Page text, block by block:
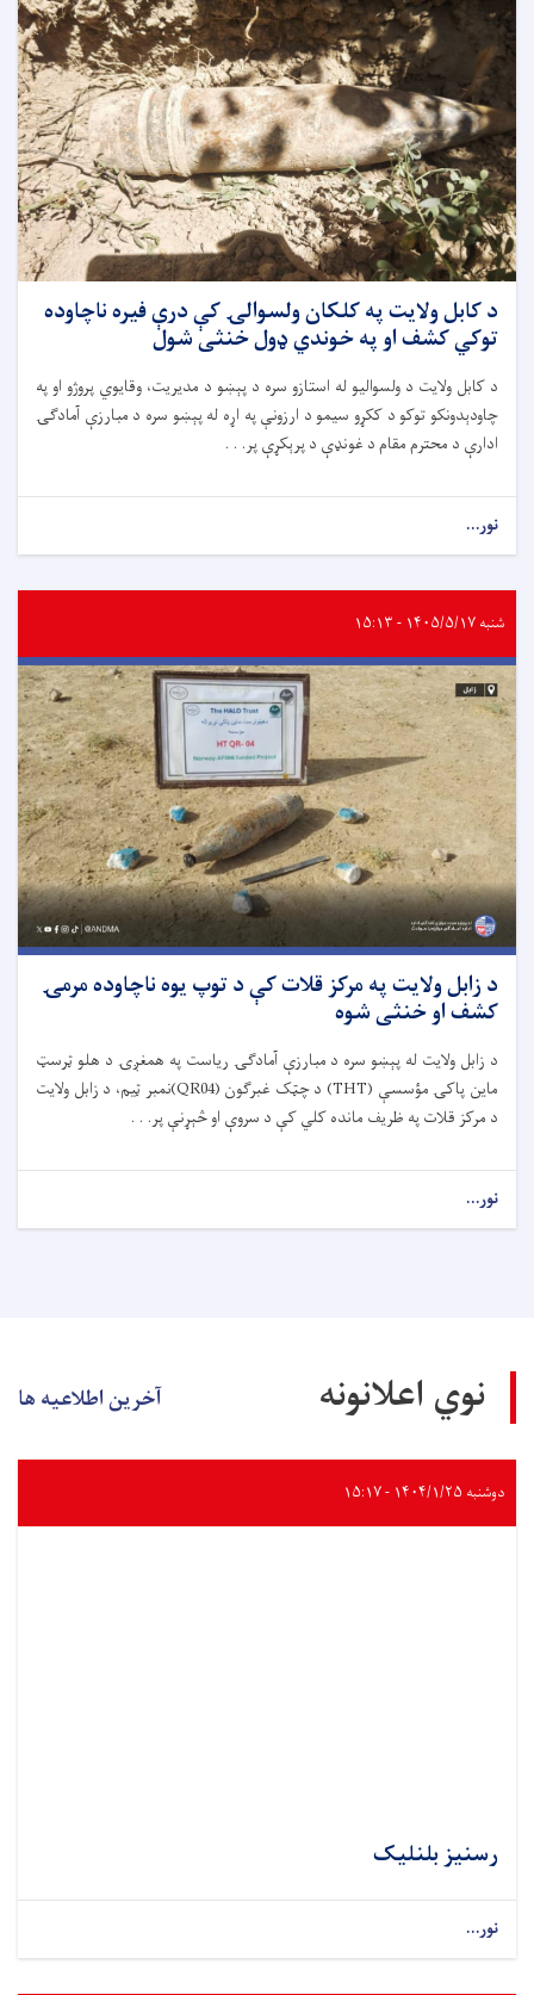
د کابل ولایت په کلکان ولسوالۍ کې درې فیره ناچاوده
توکي کشف او په خوندي ډول خنثی شول
د کابل ولایت د ولسوالیو له استازو سره د پېښو د مدیریت، وقایوي پروژو او په
چاودېدونکو توکو د ککړو سیمو د ارزونې په اړه له پېښو سره د مبارزې آمادګۍ
ادارې د محترم مقام د غونډې د پرېکړې پر. . .
نور...
شنبه ۱۴۰۵/۵/۱۷ - ۱۵:۱۳
د زابل ولایت په مرکز قلات کې د توپ یوه ناچاوده مرمۍ
کشف او خنثی شوه
د زابل ولایت له پېښو سره د مبارزې آمادګۍ ریاست په همغږۍ د هلو ټرسټ
ماین پاکۍ مؤسسې (THT) د چټک غبرګون (QR04)نمبر ټیم، د زابل ولایت
د مرکز قلات په ظریف مانده کلي کې د سروې او څېړنې پر. . .
نور...
نوي اعلانونه آخرین اطلاعیه ها
دوشنبه ۱۴۰۴/۱/۲۵ - ۱۵:۱۷
رسنیز بلنلیک
نور...